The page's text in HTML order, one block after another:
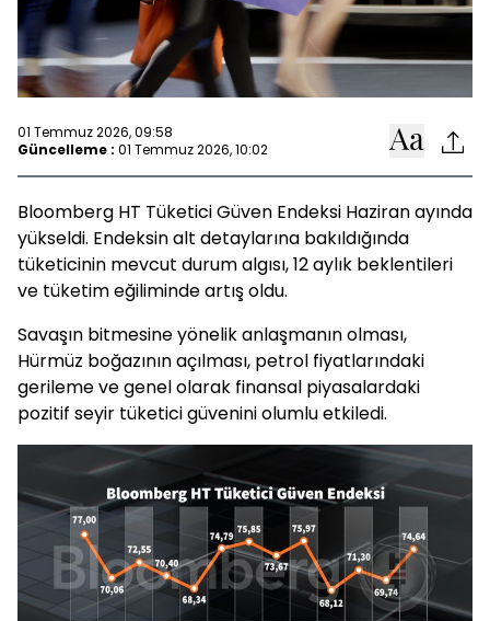
01 Temmuz 2026, 09:58
Güncelleme : 01 Temmuz 2026, 10:02
Bloomberg HT Tüketici Güven Endeksi Haziran ayında
yükseldi. Endeksin alt detaylarına bakıldığında
tüketicinin mevcut durum algısı, 12 aylık beklentileri
ve tüketim eğiliminde artış oldu.
Savaşın bitmesine yönelik anlaşmanın olması,
Hürmüz boğazının açılması, petrol fiyatlarındaki
gerileme ve genel olarak finansal piyasalardaki
pozitif seyir tüketici güvenini olumlu etkiledi.